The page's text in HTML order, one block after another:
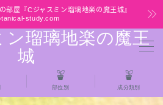
部屋『Cジャスミン瑠璃地楽の魔王城』
study.com
瑠璃地楽の魔王
城
部位別 成分類別